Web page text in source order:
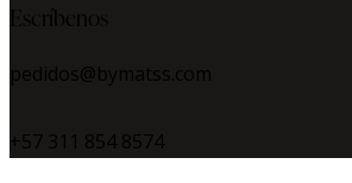
Escríbenos
pedidos@bymatss.com
+57 311 854 8574